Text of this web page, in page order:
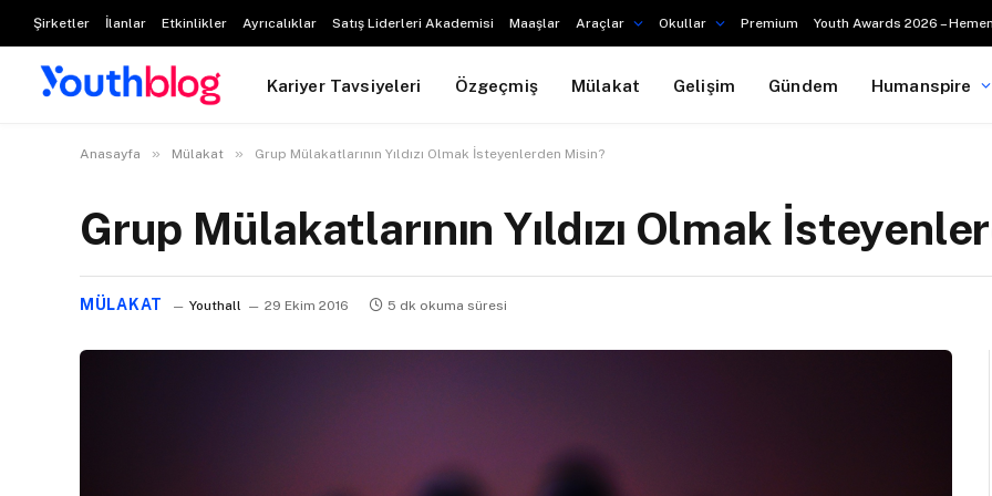
Şirketler İlanlar Etkinlikler Ayrıcalıklar Satış Liderleri Akademisi Maaşlar Araçlar Okullar Premium Youth Awards 2026 –
Kariyer Tavsiyeleri Özgeçmiş Mülakat Gelişim Gündem Humanspire
Anasayfa » Mülakat » Grup Mülakatlarının Yıldızı Olmak İsteyenlerden Misin?
Grup Mülakatlarının Yıldızı Olmak
MÜLAKAT Youthall 29 Ekim 2016 5 dk okuma süresi